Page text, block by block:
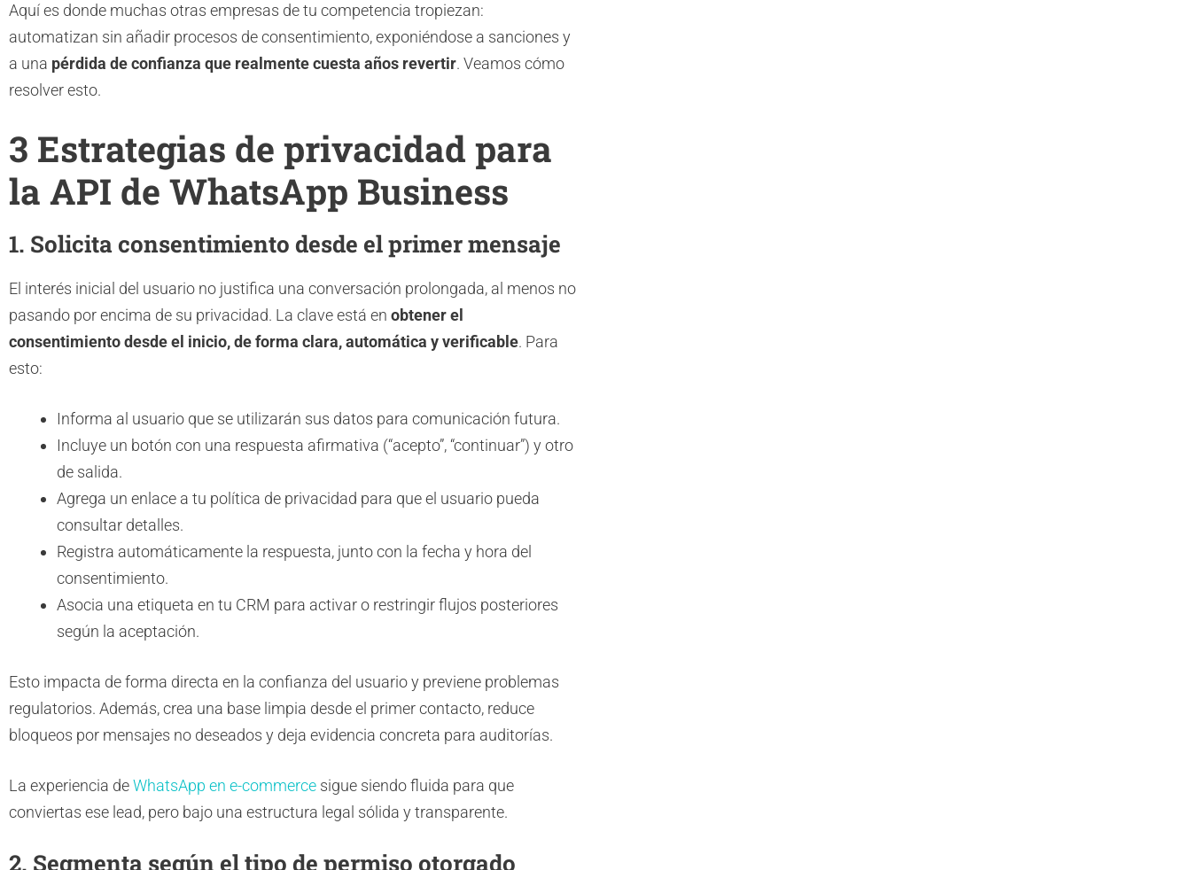
Aquí es donde muchas otras empresas de tu competencia tropiezan:
automatizan sin añadir procesos de consentimiento, exponiéndose a sanciones y
a una pérdida de confianza que realmente cuesta años revertir. Veamos cómo
resolver esto.
3 Estrategias de privacidad para
la API de WhatsApp Business
1. Solicita consentimiento desde el primer mensaje
El interés inicial del usuario no justifica una conversación prolongada, al menos no
pasando por encima de su privacidad. La clave está en obtener el
consentimiento desde el inicio, de forma clara, automática y verificable. Para
esto:
Informa al usuario que se utilizarán sus datos para comunicación futura.
Incluye un botón con una respuesta afirmativa (“acepto”, “continuar”) y otro
de salida.
Agrega un enlace a tu política de privacidad para que el usuario pueda
consultar detalles.
Registra automáticamente la respuesta, junto con la fecha y hora del
consentimiento.
Asocia una etiqueta en tu CRM para activar o restringir flujos posteriores
según la aceptación.
Esto impacta de forma directa en la confianza del usuario y previene problemas
regulatorios. Además, crea una base limpia desde el primer contacto, reduce
bloqueos por mensajes no deseados y deja evidencia concreta para auditorías.
La experiencia deWhatsApp en e-commerce sigue siendo fluida para que
conviertas ese lead, pero bajo una estructura legal sólida y transparente.
2. Segmenta según el tipo de permiso otorgado